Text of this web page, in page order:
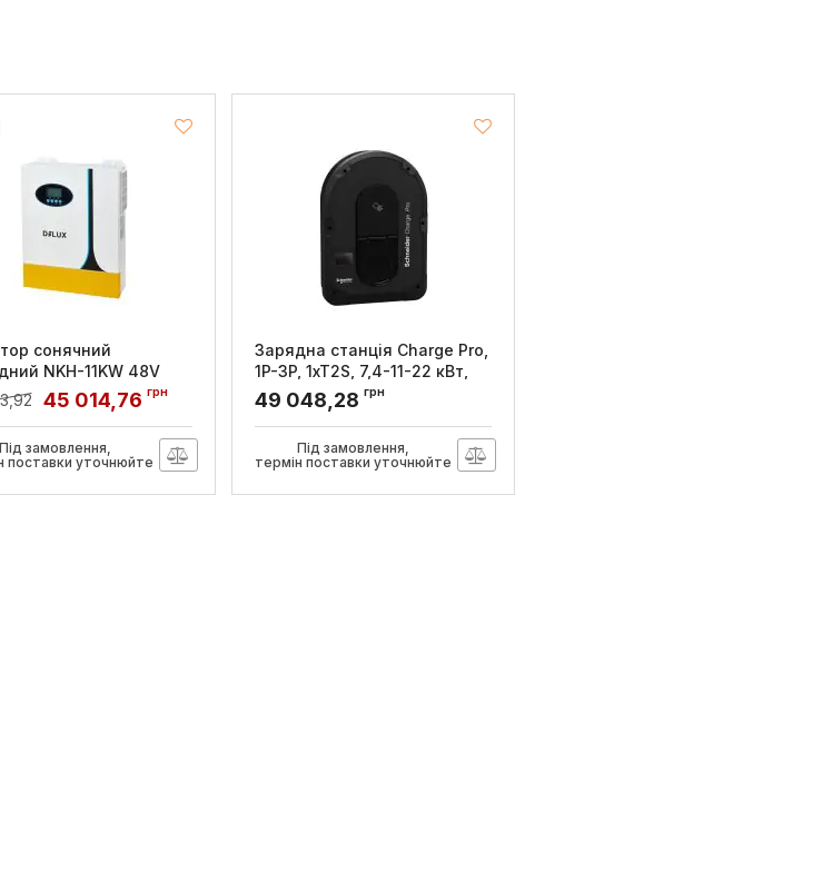
сонячний
NKH-11KW 48V
з функцією
DeLux
45 014,76 грн
Під замовлення,
поставки уточнюйте
Зарядна станція Charge Pro,
1P-3P, 1xT2S, 7,4-11-22 кВт,
16-32 А, з MID та зв’язком з
TIC, Schneider Electric
49 048,28грн
Під замовлення,
термін поставки уточнюйте